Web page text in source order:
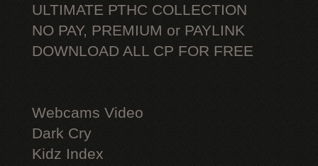
ULTIMATE РТНС COLLECTION
NO PAY, PREMIUM or PAYLINK
DOWNLOAD ALL СР FOR FREE
Webcams Video
Dark Cry
Kidz Index